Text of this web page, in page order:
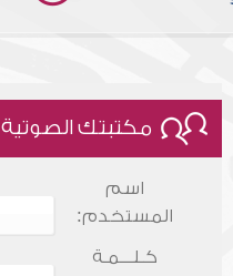
مكتبتك الصوتية
اسم
المستخدم:
كـلـــمـة